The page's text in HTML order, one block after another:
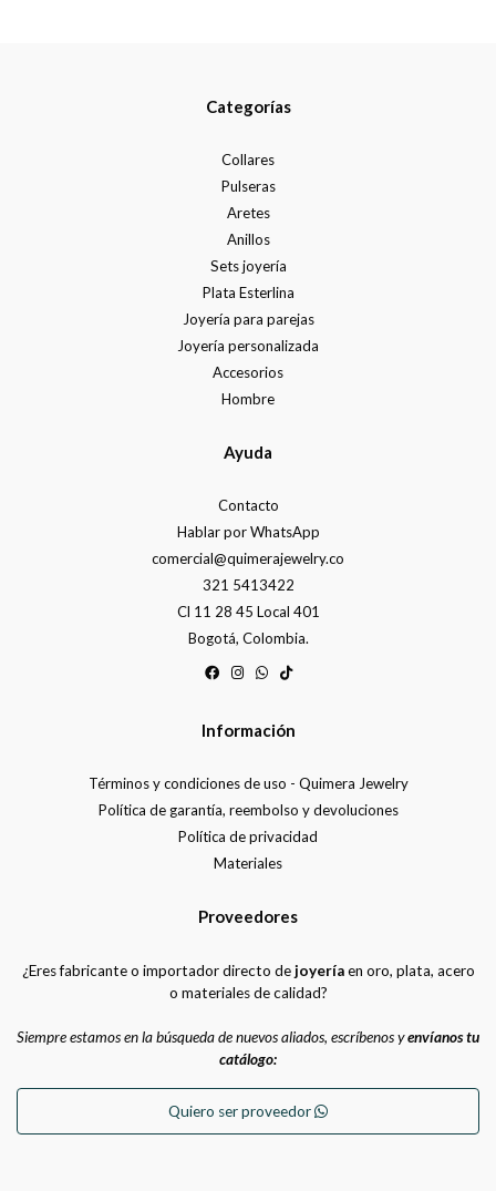
Categorías
Collares
Pulseras
Aretes
Anillos
Sets joyería
Plata Esterlina
Joyería para parejas
Joyería personalizada
Accesorios
Hombre
Ayuda
Contacto
Hablar por WhatsApp
comercial@quimerajewelry.co
321 5413422
Cl 11 28 45 Local 401
Bogotá, Colombia.
Información
Términos y condiciones de uso - Quimera Jewelry
Política de garantía, reembolso y devoluciones
Política de privacidad
Materiales
Proveedores
¿Eres fabricante o importador directo dejoyeríaen oro, plata, acero
o materiales de calidad?
Siempre estamos en la búsqueda de nuevos aliados, escríbenos yenvíanos tu
catálogo:
Quiero ser proveedor